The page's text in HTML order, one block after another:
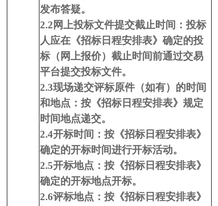
发布答疑。
2.2网上投标文件提交截止时间：投标
人应在《招标日程安排表》确定的投
标（网上报价）截止时间前通过交易
平台提交投标文件。
2.3现场递交评标原件（如有）的时间
和地点：按《招标日程安排表》规定
时间地点递交。
2.4开标时间：按《招标日程安排表》
确定的开标时间进行开标活动。
2.5开标地点：按《招标日程安排表》
确定的开标地点开标。
2.6评标地点：按《招标日程安排表》